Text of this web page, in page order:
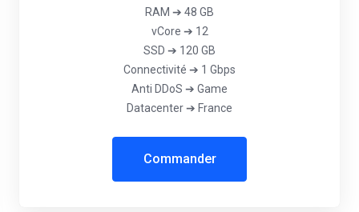
RAM ➔ 48 GB
vCore ➔ 12
SSD ➔ 120 GB
Connectivité ➔ 1 Gbps
‎Anti DDoS ➔ Game
Datacenter ➔ France
Commander